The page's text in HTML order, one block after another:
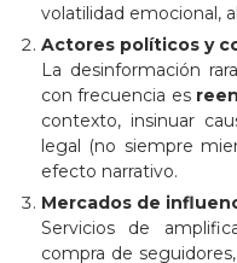
volatilidad emocional,
Actores políticos y
La desinformación
con frecuencia es
contexto, insinuar
legal (no siempre
efecto narrativo.
Mercados de
Servicios de
compra de